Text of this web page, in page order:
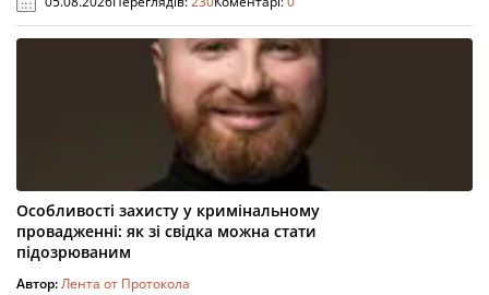
Особливості захисту у кримінальному
провадженні: як зі свідка можна стати
підозрюваним
Автор:Лента от Протокола